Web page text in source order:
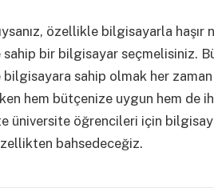
özellikle bilgisayarla haşır
bir bilgisayar seçmelisiniz.
sahip olmak her
hem bütçenize uygun hem de
üniversite öğrencileri için
bahsedeceğiz.